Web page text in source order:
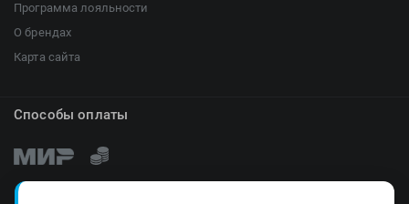
Программа лояльности
О брендах
Карта сайта
Способы оплаты